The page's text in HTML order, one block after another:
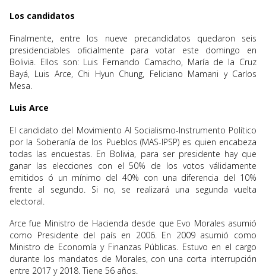
Los candidatos
Finalmente, entre los nueve precandidatos quedaron seis
presidenciables oficialmente para votar este domingo en
Bolivia. Ellos son: Luis Fernando Camacho, María de la Cruz
Bayá, Luis Arce, Chi Hyun Chung, Feliciano Mamani y Carlos
Mesa.
Luis Arce
El candidato del Movimiento Al Socialismo-Instrumento Político
por la Soberanía de los Pueblos (MAS-IPSP) es quien encabeza
todas las encuestas. En Bolivia, para ser presidente hay que
ganar las elecciones con el 50% de los votos válidamente
emitidos ó un mínimo del 40% con una diferencia del 10%
frente al segundo. Si no, se realizará una segunda vuelta
electoral.
Arce fue Ministro de Hacienda desde que Evo Morales asumió
como Presidente del país en 2006. En 2009 asumió como
Ministro de Economía y Finanzas Públicas. Estuvo en el cargo
durante los mandatos de Morales, con una corta interrupción
entre 2017 y 2018. Tiene 56 años.